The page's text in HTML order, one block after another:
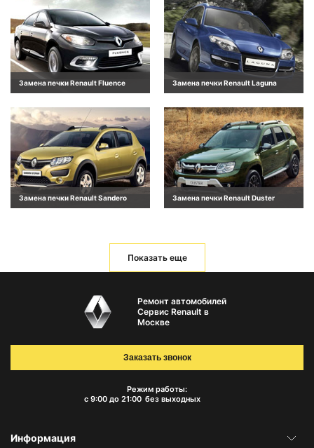
Замена печки Renault Fluence Замена печки Renault Laguna
Замена печки Renault Sandero Замена печки Renault Duster
Показать еще
Ремонт автомобилей
Сервис Renault в
Москве
Режим работы:
с 9:00 до 21:00 без выходных
Заказать звонок
Информация